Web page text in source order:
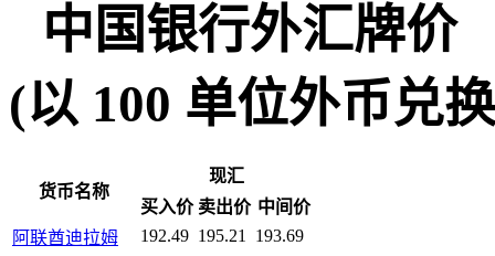
中国银行外汇牌价
(以 100 单位外币兑
货币名称
现汇
买入价 卖出价 中间价
阿联酋迪拉姆
192.49 195.21
193.69